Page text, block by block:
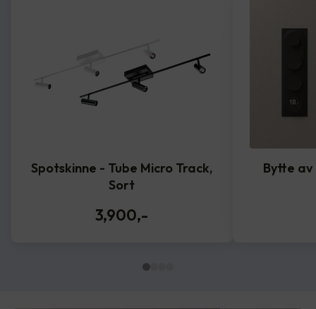
Spotskinne - Tube Micro Track,
Sort
3,900,-
Bytte